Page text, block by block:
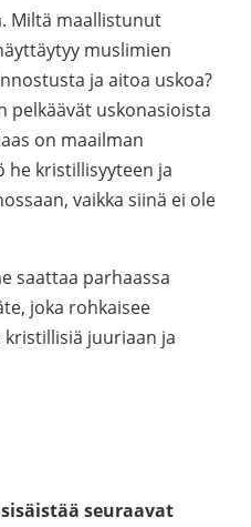
Miltä maallistunut
muslimien
ja aitoa uskoa?
pelkäävät uskonasioista
on maailman
he kristillisyyteen ja
vaikka siinä ei ole
saattaa parhaassa
joka rohkaisee
juuriaan ja
seuraavat